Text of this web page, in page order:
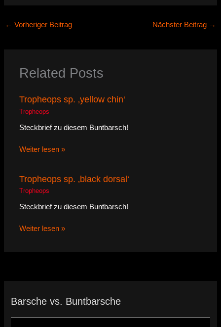
← Vorheriger Beitrag Nächster Beitrag →
Related Posts
Tropheops sp. ‚yellow chin‘
Tropheops
Steckbrief zu diesem Buntbarsch!
Weiter lesen »
Tropheops sp. ‚black dorsal‘
Tropheops
Steckbrief zu diesem Buntbarsch!
Weiter lesen »
Barsche vs. Buntbarsche